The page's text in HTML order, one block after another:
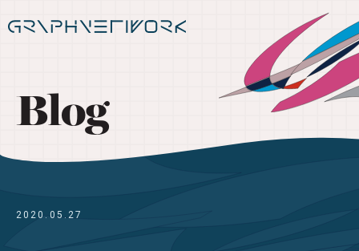
Blog
2020.05.27